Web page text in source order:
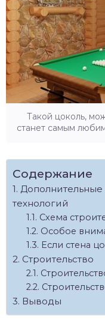
Такой цоколь,
станет самым
Содержание
технологий
Схема
Особое
Если стена
Строительство
Выводы